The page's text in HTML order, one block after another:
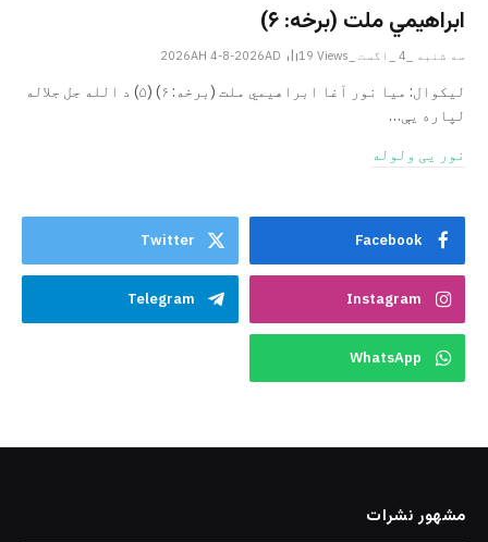
ابراهيمي ملت (برخه: ۶)
سه شنبه _4 _اگست _2026AH 4-8-2026AD 19 Views
ليکوال: میا نور آغا ابراهيمي ملت (برخه: ۶) (۵) د الله جل جلاله
لپاره یې…
نور یی ولوله
Facebook
Twitter
Instagram
Telegram
WhatsApp
مشهور نشرات